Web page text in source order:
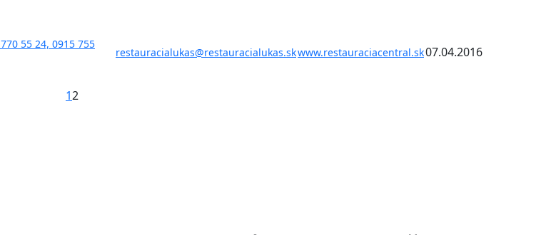
55 24, 0915 755
restauracialukas@restauracialukas.skwww.restauraciacentral.sk07.04.2016
12